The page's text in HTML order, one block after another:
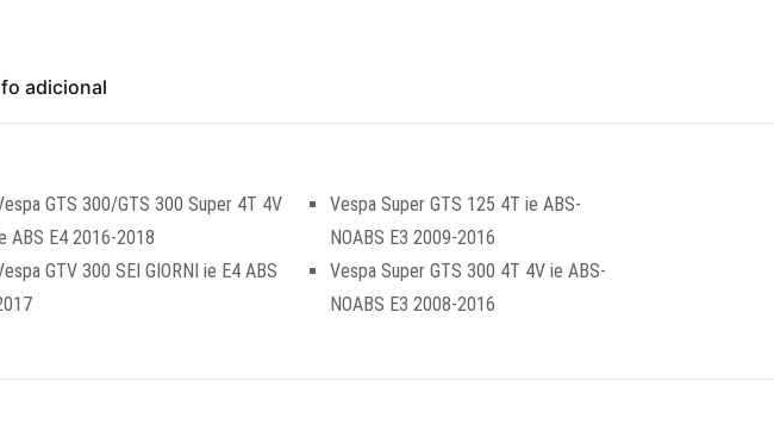
adicional
GTS 300/GTS 300 Super 4T 4V
ABS E4 2016-2018
GTV 300 SEI GIORNI ie E4 ABS
Vespa Super GTS 125 4T ie ABS-
NOABS E3 2009-2016
Vespa Super GTS 300 4T 4V ie ABS-
NOABS E3 2008-2016